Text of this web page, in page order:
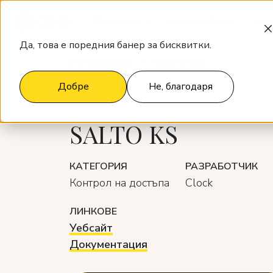
Да, това е поредния банер за бисквитки.
Добре Не, благодаря
SALTO KS
КАТЕГОРИЯ
Контрол на достъпа
РАЗРАБОТЧИК
Clock
ЛИНКОВЕ
Уебсайт
Документация